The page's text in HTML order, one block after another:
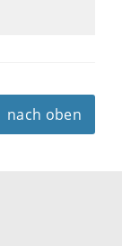
nach oben